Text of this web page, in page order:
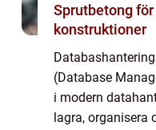
Sprutbetong
konstruktioner
(Database
i modern
lagra,